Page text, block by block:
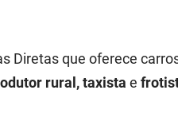
Diretas que oferece
rural, taxista e